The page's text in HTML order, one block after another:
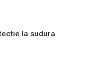
la sudura